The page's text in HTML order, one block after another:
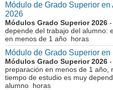
Módulo de Grado Superior
2026
Módulos Grado Superior 2026
depende del trabajo del alumno:
en menos de 1 año horas
Módulo de Grado Superior
Módulos Grado Superior 2026
preparación en menos de 1 año,
tiempo de estudio es muy
alumno horas